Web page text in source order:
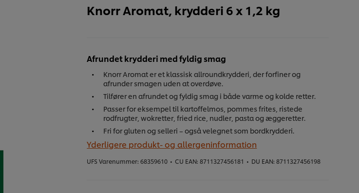
Knorr Aromat, krydderi 6 x 1,2 kg
Afrundet krydderi med fyldig smag
Knorr Aromat er et klassisk allroundkrydderi, der forfiner og
afrunder smagen uden at overdøve.
Tilfører en afrundet og fyldig smag i både varme og kolde retter.
Passer for eksempel til kartoffelmos, pommes frites, ristede
rodfrugter, wokretter, fried rice, nudler, pasta og æggeretter.
Fri for gluten og selleri – også velegnet som bordkrydderi.
Yderligere produkt- og allergeninformation
UFS Varenummer: 68359610 • CU EAN: 8711327456181 • DU EAN: 8711327456198